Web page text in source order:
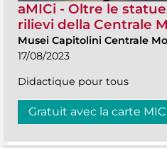
aMICi - Oltre le
rilievi della Centrale
Musei Capitolini Centrale
17/08/2023
Didactique pour tous
Gratuit avec la carte MIC